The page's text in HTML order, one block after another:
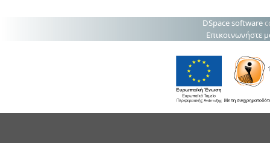
DSpace software
Επικοινωνήστε